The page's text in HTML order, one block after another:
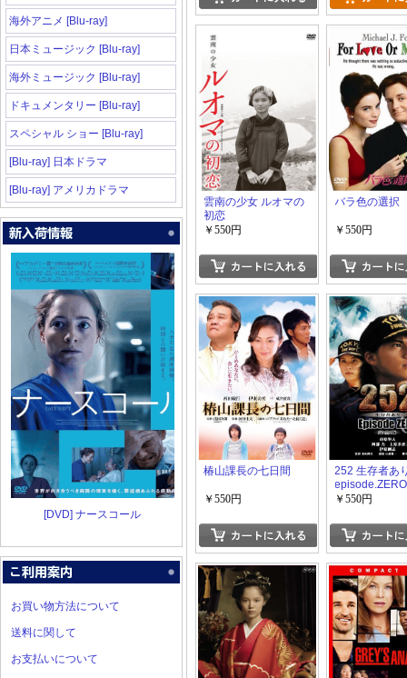
海外アニメ [Blu-ray]
日本ミュージック [Blu-ray]
海外ミュージック [Blu-ray]
ドキュメンタリー [Blu-ray]
スペシャル ショー [Blu-ray]
[Blu-ray] 日本ドラマ
[Blu-ray] アメリカドラマ
[DVD] ナースコール
お買い物方法について
送料に関して
お支払いについて
雲南の少女 ルオマの
初恋
￥550円
バラ色の選択
￥550円
椿山課長の七日間
￥550円
252 生存者あ
版
￥550円